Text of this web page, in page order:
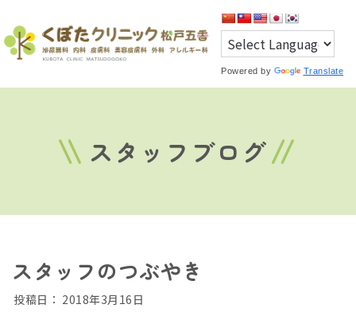
Powered by Translate
スタッフブログ
スタッフのつぶやき
投稿日： 2018年3月16日